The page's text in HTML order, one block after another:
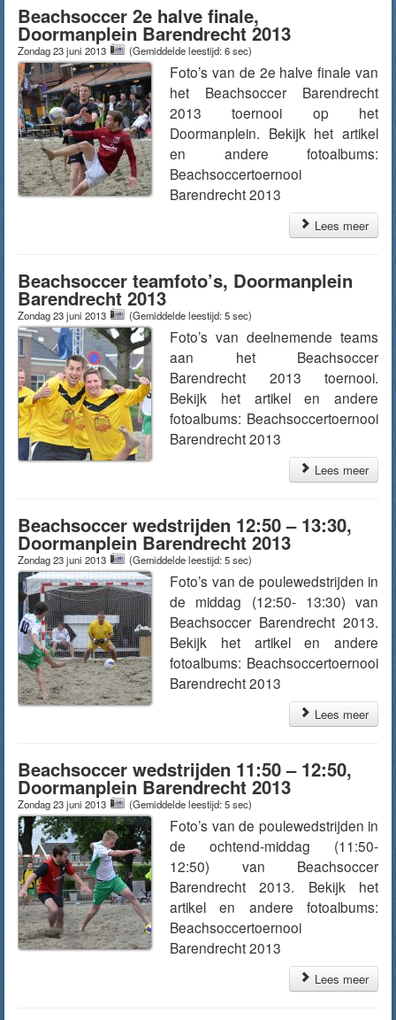
Beachsoccer 2e halve finale,
Doormanplein Barendrecht 2013
Zondag 23 juni 2013 (Gemiddelde leestijd: 6 sec)
Foto’s van de 2e halve finale van
het Beachsoccer Barendrecht
2013 toernooi op het
Doormanplein. Bekijk het artikel
en andere fotoalbums:
Beachsoccertoernooi
Barendrecht 2013
Lees meer
Beachsoccer teamfoto’s, Doormanplein
Barendrecht 2013
Zondag 23 juni 2013 (Gemiddelde leestijd: 5 sec)
Foto’s van deelnemende teams
aan het Beachsoccer
Barendrecht 2013 toernooi.
Bekijk het artikel en andere
fotoalbums: Beachsoccertoernooi
Barendrecht 2013
Lees meer
Beachsoccer wedstrijden 12:50 – 13:30,
Doormanplein Barendrecht 2013
Zondag 23 juni 2013 (Gemiddelde leestijd: 5 sec)
Foto’s van de poulewedstrijden in
de middag (12:50- 13:30) van
Beachsoccer Barendrecht 2013.
Bekijk het artikel en andere
fotoalbums: Beachsoccertoernooi
Barendrecht 2013
Lees meer
Beachsoccer wedstrijden 11:50 – 12:50,
Doormanplein Barendrecht 2013
Zondag 23 juni 2013 (Gemiddelde leestijd: 5 sec)
Foto’s van de poulewedstrijden in
de ochtend-middag (11:50-
12:50) van Beachsoccer
Barendrecht 2013. Bekijk het
artikel en andere fotoalbums:
Beachsoccertoernooi
Barendrecht 2013
Lees meer